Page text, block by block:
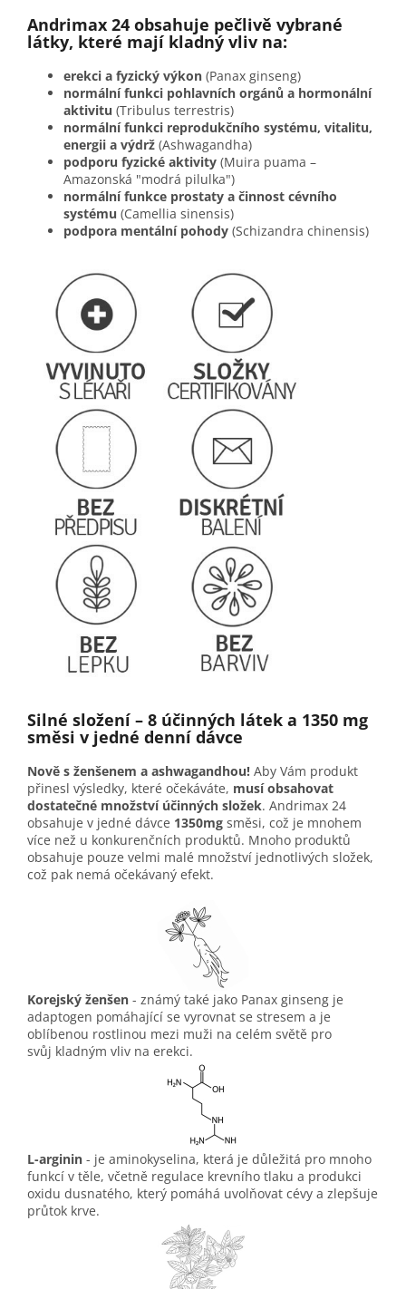
Andrimax 24 obsahuje pečlivě vybrané
látky, které mají kladný vliv na:
erekci a fyzický výkon (Panax ginseng)
normální funkci pohlavních orgánů a hormonální
aktivitu (Tribulus terrestris)
normální funkci reprodukčního systému, vitalitu,
energii a výdrž (Ashwagandha)
podporu fyzické aktivity (Muira puama –
Amazonská "modrá pilulka")
normální funkce prostaty a činnost cévního
systému (Camellia sinensis)
podpora mentální pohody (Schizandra chinensis)
Silné složení – 8 účinných látek a 1350 mg
směsi v jedné denní dávce
Nově s ženšenem a ashwagandhou! Aby Vám produkt
přinesl výsledky, které očekáváte, musí obsahovat
dostatečné množství účinných složek. Andrimax 24
obsahuje v jedné dávce 1350mg směsi, což je mnohem
více než u konkurenčních produktů. Mnoho produktů
obsahuje pouze velmi malé množství jednotlivých složek,
což pak nemá očekávaný efekt.
Korejský ženšen - známý také jako Panax ginseng je
adaptogen pomáhající se vyrovnat se stresem a je
oblíbenou rostlinou mezi muži na celém světě pro
svůj kladným vliv na erekci.
L-arginin - je aminokyselina, která je důležitá pro mnoho
funkcí v těle, včetně regulace krevního tlaku a produkci
oxidu dusnatého, který pomáhá uvolňovat cévy a zlepšuje
průtok krve.